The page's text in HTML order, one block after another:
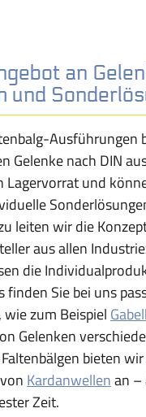
an
und
Ausführungen
Gelenke nach DIN
Lagervorrat und
leiten wir die
aus allen
die
finden Sie bei uns
zum Beispiel
Gelenken
bieten
Kardanwellenan –
Zeit.